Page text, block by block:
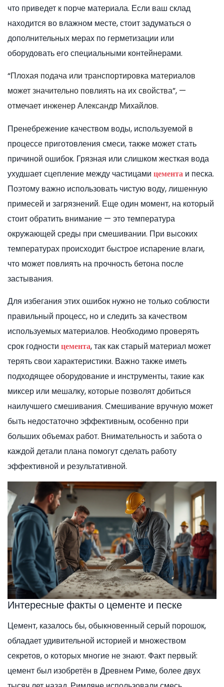
что приведет к порче материала. Если ваш склад
находится во влажном месте, стоит задуматься о
дополнительных мерах по герметизации или
оборудовать его специальными контейнерами.
“Плохая подача или транспортировка материалов
может значительно повлиять на их свойства”, —
отмечает инженер Александр Михайлов.
Пренебрежение качеством воды, используемой в
процессе приготовления смеси, также может стать
причиной ошибок. Грязная или слишком жесткая вода
ухудшает сцепление между частицами цемента и песка.
Поэтому важно использовать чистую воду, лишенную
примесей и загрязнений. Еще один момент, на который
стоит обратить внимание — это температура
окружающей среды при смешивании. При высоких
температурах происходит быстрое испарение влаги,
что может повлиять на прочность бетона после
застывания.
Для избегания этих ошибок нужно не только соблюсти
правильный процесс, но и следить за качеством
используемых материалов. Необходимо проверять
срок годности цемента, так как старый материал может
терять свои характеристики. Важно также иметь
подходящее оборудование и инструменты, такие как
миксер или мешалку, которые позволят добиться
наилучшего смешивания. Смешивание вручную может
быть недостаточно эффективным, особенно при
больших объемах работ. Внимательность и забота о
каждой детали плана помогут сделать работу
эффективной и результативной.
Интересные факты о цементе и песке
Цемент, казалось бы, обыкновенный серый порошок,
обладает удивительной историей и множеством
секретов, о которых многие не знают. Факт первый:
цемент был изобретён в Древнем Риме, более двух